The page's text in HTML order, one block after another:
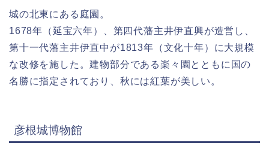
城の北東にある庭園。
1678年（延宝六年）、第四代藩主井伊直興が造営し、
第十一代藩主井伊直中が1813年（文化十年）に大規模
な改修を施した。建物部分である楽々園とともに国の
名勝に指定されており、秋には紅葉が美しい。
彦根城博物館